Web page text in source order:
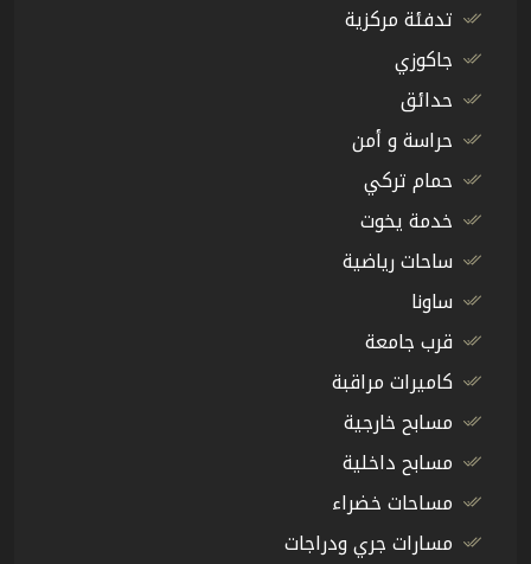
تدفئة مركزية
جاكوزي
حدائق
حراسة و أمن
حمام تركي
خدمة يخوت
ساحات رياضية
ساونا
قرب جامعة
كاميرات مراقبة
مسابح خارجية
مسابح داخلية
مساحات خضراء
مسارات جري ودراجات